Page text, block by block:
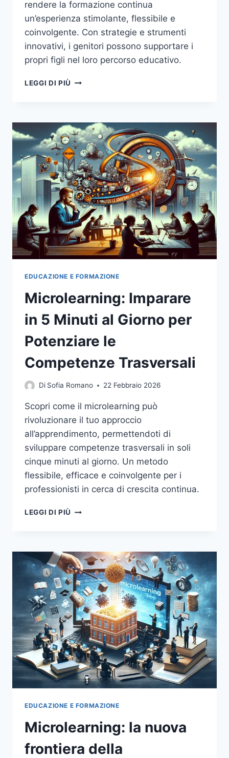
rendere la formazione continua
un’esperienza stimolante, flessibile e
coinvolgente. Con strategie e strumenti
innovativi, i genitori possono supportare i
propri figli nel loro percorso educativo.
LEGGI DI PIÙ MICROLEARNING:
FORMAZIONE
CONTINUA
EDUCAZIONE E FORMAZIONE
Microlearning: Imparare
in 5 Minuti al Giorno per
Potenziare le
Competenze Trasversali
Di Sofia Romano 22 Febbraio 2026
Scopri come il microlearning può
rivoluzionare il tuo approccio
all’apprendimento, permettendoti di
sviluppare competenze trasversali in soli
cinque minuti al giorno. Un metodo
flessibile, efficace e coinvolgente per i
professionisti in cerca di crescita continua.
LEGGI DI PIÙ MICROLEARNING:
MINUTI
AL
GIORNO
PER
POTENZIARE
LE
COMPETENZE
TRASVERSALI
EDUCAZIONE E FORMAZIONE
Microlearning: la nuova
frontiera della